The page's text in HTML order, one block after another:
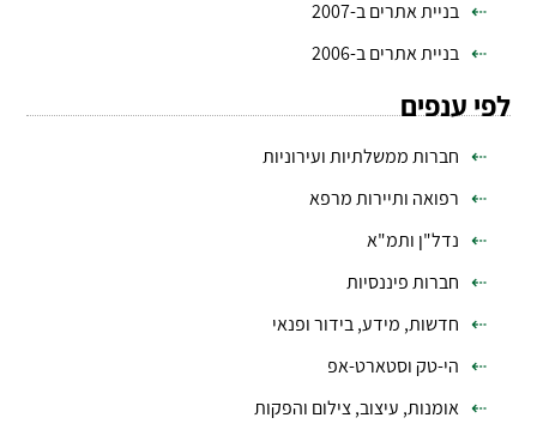
בניית אתרים ב-2007
בניית אתרים ב-2006
לפי ענפים
חברות ממשלתיות ועירוניות
רפואה ותיירות מרפא
נדל"ן ותמ"א
חברות פיננסיות
חדשות, מידע, בידור ופנאי
הי-טק וסטארט-אפ
אומנות, עיצוב, צילום והפקות